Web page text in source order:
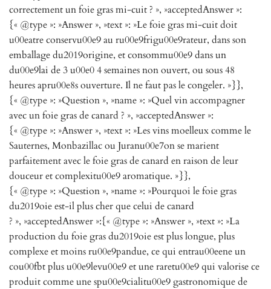
correctement un foie gras mi-cuit ? », »acceptedAnswer »:
{« @type »: »Answer », »text »: »Le foie gras mi-cuit doit
u00eatre conservu00e9 au ru00e9frigu00e9rateur, dans son
emballage du2019origine, et consommu00e9 dans un
du00e9lai de 3 u00e0 4 semaines non ouvert, ou sous 48
heures apru00e8s ouverture. Il ne faut pas le congeler. »}},
{« @type »: »Question », »name »: »Quel vin accompagner
avec un foie gras de canard ? », »acceptedAnswer »:
{« @type »: »Answer », »text »: »Les vins moelleux comme le
Sauternes, Monbazillac ou Juranu00e7on se marient
parfaitement avec le foie gras de canard en raison de leur
douceur et complexitu00e9 aromatique. »}},
{« @type »: »Question », »name »: »Pourquoi le foie gras
du2019oie est-il plus cher que celui de canard
? », »acceptedAnswer »:{« @type »: »Answer », »text »: »La
production du foie gras du2019oie est plus longue, plus
complexe et moins ru00e9pandue, ce qui entrau00eene un
cou00fbt plus u00e9levu00e9 et une raretu00e9 qui valorise ce
produit comme une spu00e9cialitu00e9 gastronomique de